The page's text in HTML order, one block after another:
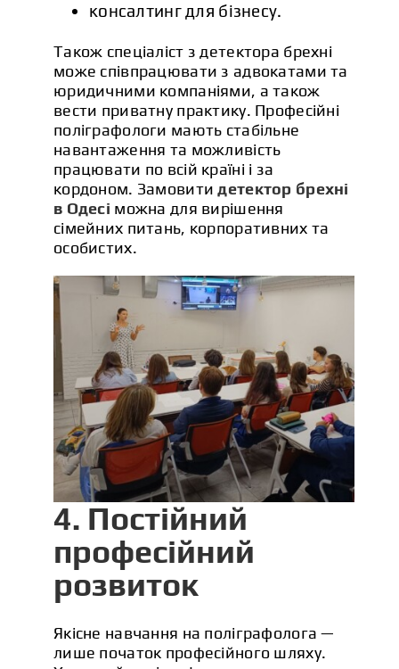
консалтинг для бізнесу.
Також спеціаліст з детектора брехні
може співпрацювати з адвокатами та
юридичними компаніями, а також
вести приватну практику. Професійні
поліграфологи мають стабільне
навантаження та можливість
працювати по всій країні і за
кордоном. Замовитидетектор брехні
в Одесі можна для вирішення
сімейних питань, корпоративних та
особистих.
4. Постійний
професійний
розвиток
Якісне навчання на поліграфолога —
лише початок професійного шляху.